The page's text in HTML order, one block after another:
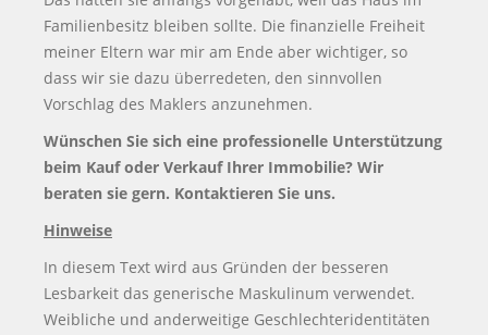
Familienbesitz bleiben sollte. Die finanzielle Freiheit
meiner Eltern war mir am Ende aber wichtiger, so
dass wir sie dazu überredeten, den sinnvollen
Vorschlag des Maklers anzunehmen.
Wünschen Sie sich eine professionelle Unterstützung
beim Kauf oder Verkauf Ihrer Immobilie? Wir
beraten sie gern. Kontaktieren Sie uns.
Hinweise
In diesem Text wird aus Gründen der besseren
Lesbarkeit das generische Maskulinum verwendet.
Weibliche und anderweitige Geschlechteridentitäten